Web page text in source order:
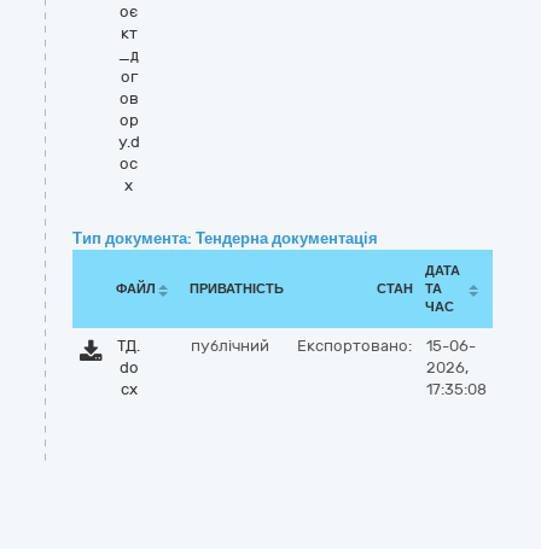
оє
кт
_д
ог
ов
ор
у.d
oc
x
Тип документа: Тендерна документація
ФАЙЛ ПРИВАТНІСТЬ СТАН
ДАТА
ТА
ЧАС
ТД.
do
cx
публічний Експортовано:
15-06-
2026,
17:35:08